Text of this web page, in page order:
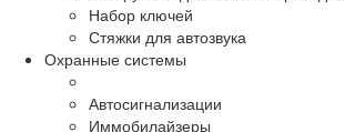
Набор ключей
Стяжки для автозвука
Охранные системы
Автосигнализации
Иммобилайзеры